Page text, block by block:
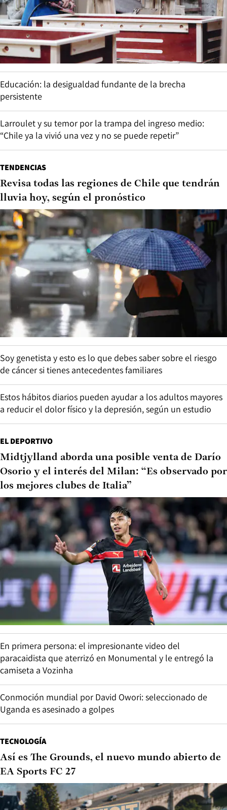
Educación: la desigualdad fundante de la brecha
persistente
Larroulet y su temor por la trampa del ingreso medio:
“Chile ya la vivió una vez y no se puede repetir”
TENDENCIAS
Revisa todas las regiones de Chile que tendrán
lluvia hoy, según el pronóstico
Soy genetista y esto es lo que debes saber sobre el riesgo
de cáncer si tienes antecedentes familiares
Estos hábitos diarios pueden ayudar a los adultos mayores
a reducir el dolor físico y la depresión, según un estudio
EL DEPORTIVO
Midtjylland aborda una posible venta de Darío
Osorio y el interés del Milan: “Es observado por
los mejores clubes de Italia”
En primera persona: el impresionante video del
paracaidista que aterrizó en Monumental y le entregó la
camiseta a Vozinha
Conmoción mundial por David Owori: seleccionado de
Uganda es asesinado a golpes
TECNOLOGÍA
Así es The Grounds, el nuevo mundo abierto de
EA Sports FC 27